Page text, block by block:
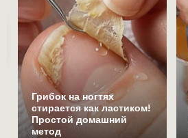
Грибок на ногтях
стирается как ластиком!
Простой домашний
метод